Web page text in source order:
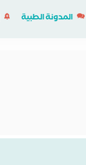
المدونة الطبية